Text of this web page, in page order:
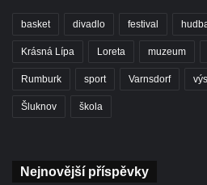
basket divadlo festival
Krásná Lípa Loreta muzeum
Rumburk sport Varnsdorf
Šluknov škola
Nejnovější příspěvky